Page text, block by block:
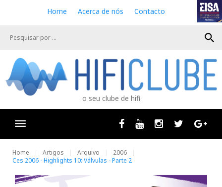
e
Home Acerca de nós Contacto
search
o seu clube de hifi
Facebook
Youtube InstagramTwitter
Home Artigos Arquivo
2006
Ces 2006 - Highlights 10: Válvulas - Parte 2